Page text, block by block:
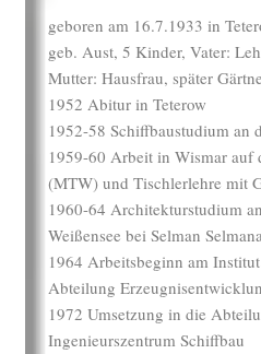
geboren am 16.7.1933 in
geb. Aust, 5 Kinder, Vater:
Mutter: Hausfrau, später
1952 Abitur in Teterow
1952-58 Schiffbaustudium an
1959-60 Arbeit in Wismar auf
(MTW) und Tischlerlehre mit
1960-64 Architekturstudium
Weißensee bei Selman
1964 Arbeitsbeginn am
Abteilung
1972 Umsetzung in die
Ingenieurszentrum Schiffbau